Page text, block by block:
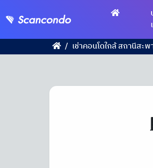
เช่าคอนโดใกล้ สถานีสะ